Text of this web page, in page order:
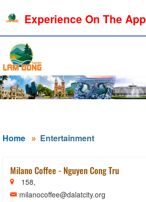
Home Entertainment
Milano Coffee - Nguyen Cong Tru
158,
milanocoffee@dalatcity.org
Experience On The App